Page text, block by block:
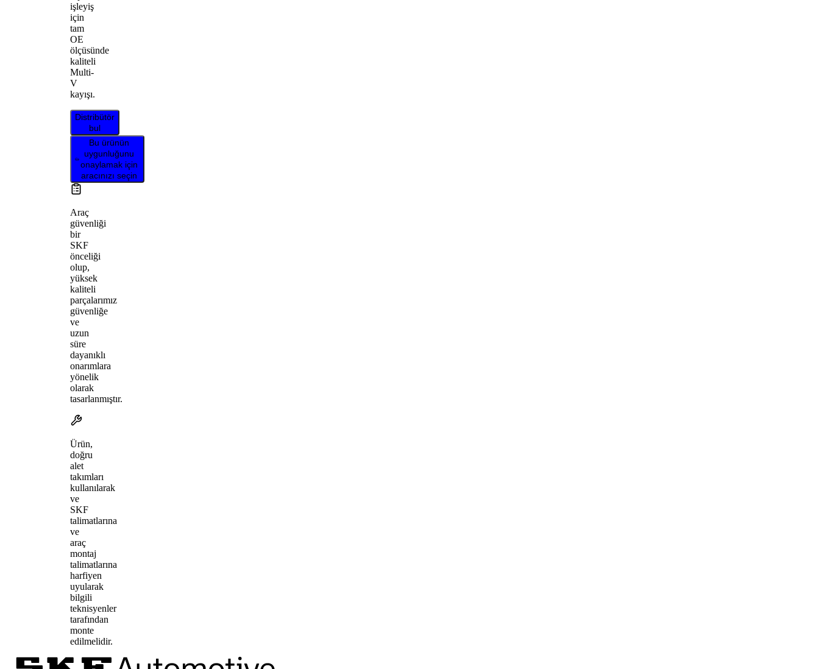
işleyiş
için
tam
OE
ölçüsünde
kaliteli
Multi-
V
kayışı.
Distribütör
bul
Bu ürünün
uygunluğunu
onaylamak için
aracınızı seçin
Araç
güvenliği
bir
SKF
önceliği
olup,
yüksek
kaliteli
parçalarımız
güvenliğe
ve
uzun
süre
dayanıklı
onarımlara
yönelik
olarak
tasarlanmıştır.
Ürün,
doğru
alet
takımları
kullanılarak
ve
SKF
talimatlarına
ve
araç
montaj
talimatlarına
harfiyen
uyularak
bilgili
teknisyenler
tarafından
monte
edilmelidir.